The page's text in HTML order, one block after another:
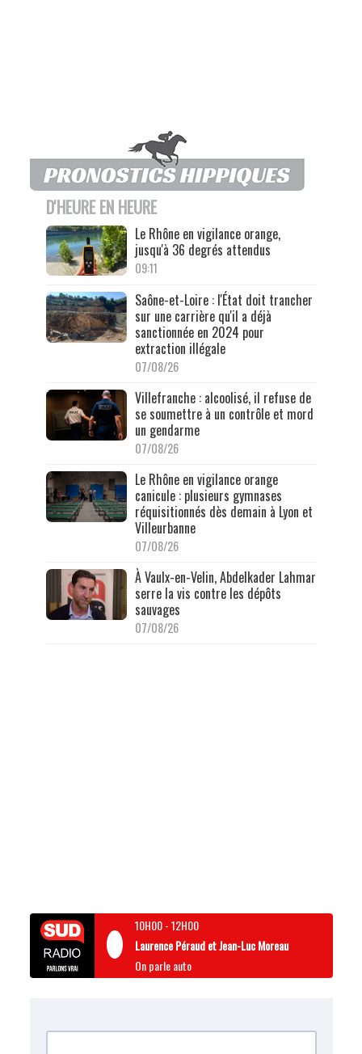
D'HEURE EN HEURE
Le Rhône en vigilance orange,
jusqu'à 36 degrés attendus
09:11
Saône-et-Loire : l'État doit trancher
sur une carrière qu'il a déjà
sanctionnée en 2024 pour
extraction illégale
07/08/26
Villefranche : alcoolisé, il refuse de
se soumettre à un contrôle et mord
un gendarme
07/08/26
Le Rhône en vigilance orange
canicule : plusieurs gymnases
réquisitionnés dès demain à Lyon et
Villeurbanne
07/08/26
À Vaulx-en-Velin, Abdelkader Lahmar
serre la vis contre les dépôts
sauvages
07/08/26
10H00-12H00
Laurence Péraud et Jean-Luc Moreau
On parle auto